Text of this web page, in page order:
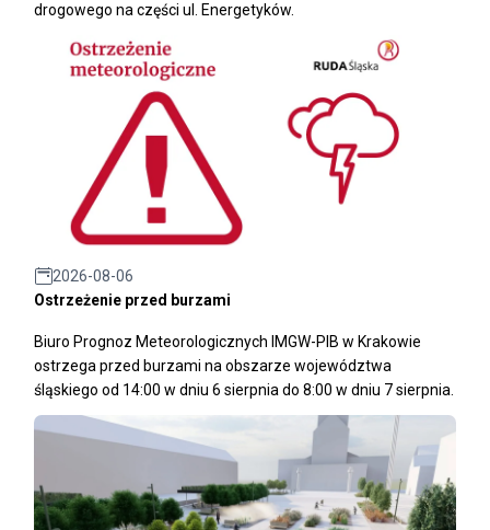
drogowego na części ul. Energetyków.
2026-08-06
Ostrzeżenie przed burzami
Biuro Prognoz Meteorologicznych IMGW-PIB w Krakowie
ostrzega przed burzami na obszarze województwa
śląskiego od 14:00 w dniu 6 sierpnia do 8:00 w dniu 7 sierpnia.